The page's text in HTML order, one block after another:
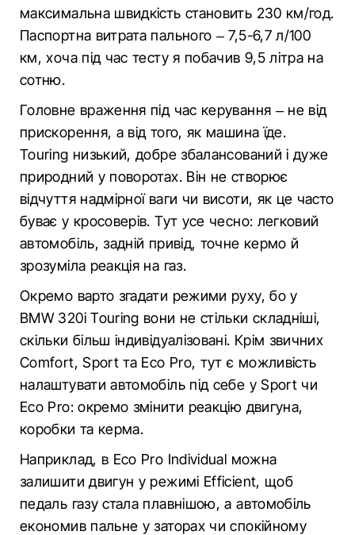
максимальна швидкість становить 230 км/год.
Паспортна витрата пального – 7,5-6,7 л/100
км, хоча під час тесту я побачив 9,5 літра на
сотню.
Головне враження під час керування – не від
прискорення, а від того, як машина їде.
Touring низький, добре збалансований і дуже
природний у поворотах. Він не створює
відчуття надмірної ваги чи висоти, як це часто
буває у кросоверів. Тут усе чесно: легковий
автомобіль, задній привід, точне кермо й
зрозуміла реакція на газ.
Окремо варто згадати режими руху, бо у
BMW 320i Touring вони не стільки складніші,
скільки більш індивідуалізовані. Крім звичних
Comfort, Sport та Eco Pro, тут є можливість
налаштувати автомобіль під себе у Sport чи
Eco Pro: окремо змінити реакцію двигуна,
коробки та керма.
Наприклад, в Eco Pro Individual можна
залишити двигун у режимі Efficient, щоб
педаль газу стала плавнішою, а автомобіль
економив пальне у заторах чи спокійному